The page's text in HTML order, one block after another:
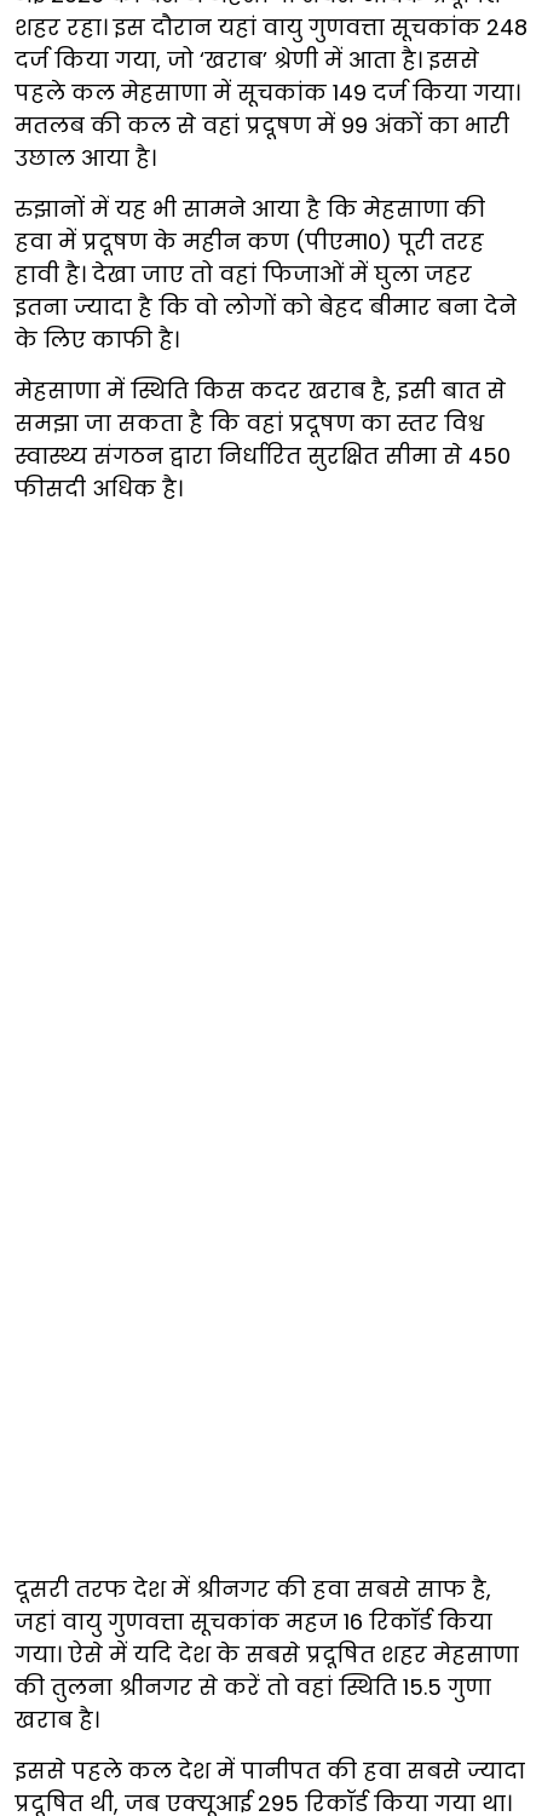
शहर रहा। इस दौरान यहां वायु गुणवत्ता सूचकांक 248
दर्ज किया गया, जो ‘खराब’ श्रेणी में आता है। इससे
पहले कल मेहसाणा में सूचकांक 149 दर्ज किया गया।
मतलब की कल से वहां प्रदूषण में 99 अंकों का भारी
उछाल आया है।
रुझानों में यह भी सामने आया है कि मेहसाणा की
हवा में प्रदूषण के महीन कण (पीएम10) पूरी तरह
हावी है। देखा जाए तो वहां फिजाओं में घुला जहर
इतना ज्यादा है कि वो लोगों को बेहद बीमार बना देने
के लिए काफी है।
मेहसाणा में स्थिति किस कदर खराब है, इसी बात से
समझा जा सकता है कि वहां प्रदूषण का स्तर विश्व
स्वास्थ्य संगठन द्वारा निर्धारित सुरक्षित सीमा से 450
फीसदी अधिक है।
दूसरी तरफ देश में श्रीनगर की हवा सबसे साफ है,
जहां वायु गुणवत्ता सूचकांक महज 16 रिकॉर्ड किया
गया। ऐसे में यदि देश के सबसे प्रदूषित शहर मेहसाणा
की तुलना श्रीनगर से करें तो वहां स्थिति 15.5 गुणा
खराब है।
इससे पहले कल देश में पानीपत की हवा सबसे ज्यादा
प्रदूषित थी, जब एक्यूआई 295 रिकॉर्ड किया गया था।